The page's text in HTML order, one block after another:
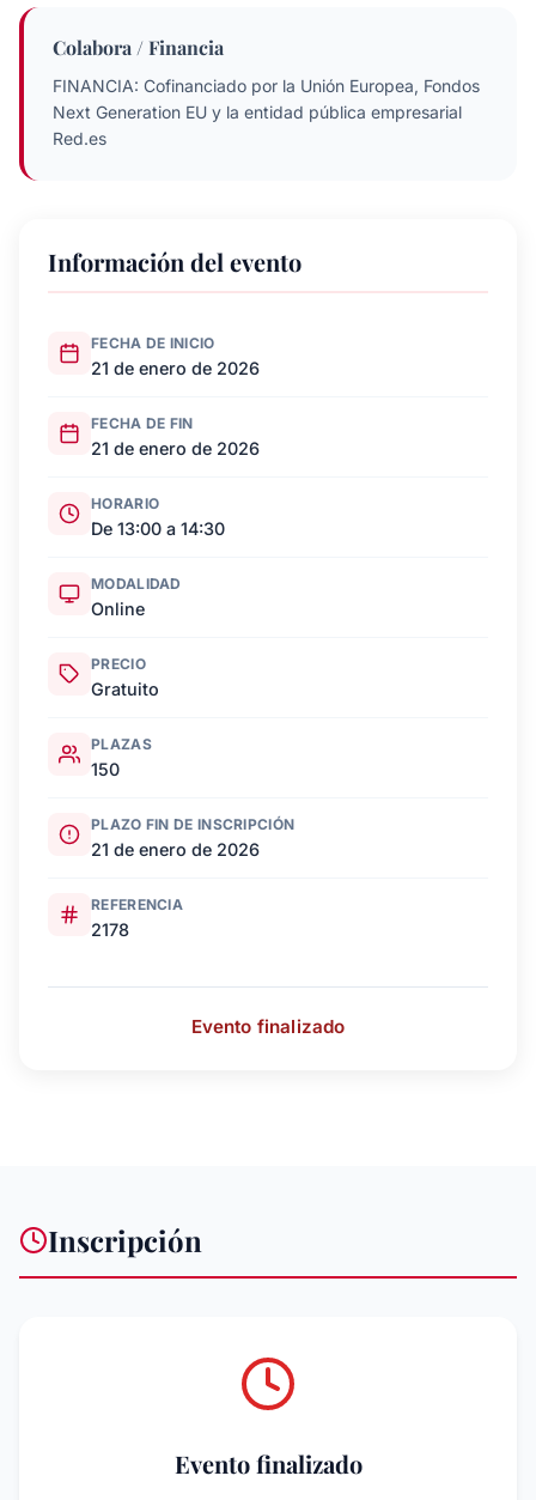
Colabora / Financia
FINANCIA: Cofinanciado por la Unión Europea, Fondos
Next Generation EU y la entidad pública empresarial
Red.es
Información del evento
FECHA DE INICIO
21 de enero de 2026
FECHA DE FIN
21 de enero de 2026
HORARIO
De 13:00 a 14:30
MODALIDAD
Online
PRECIO
Gratuito
PLAZAS
150
PLAZO FIN DE INSCRIPCIÓN
21 de enero de 2026
REFERENCIA
2178
Evento finalizado
Inscripción
Evento finalizado